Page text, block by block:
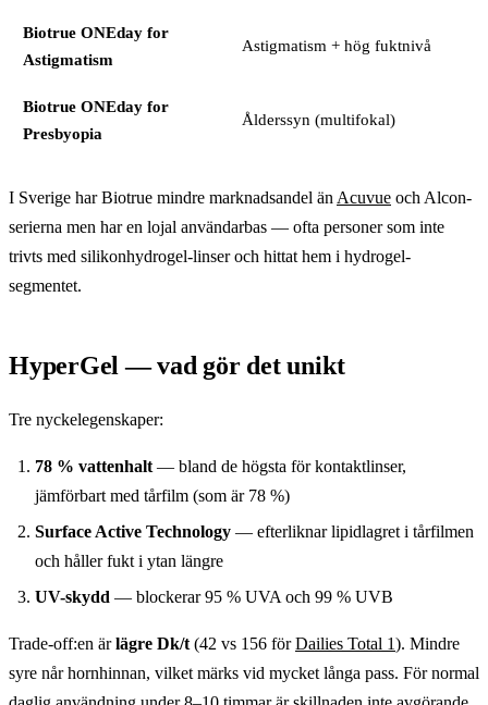
Biotrue ONEday for
Astigmatism
Astigmatism + hög fuktnivå
Biotrue ONEday for
Presbyopia
Ålderssyn (multifokal)
I Sverige har Biotrue mindre marknadsandel än Acuvue och Alcon-
serierna men har en lojal användarbas — ofta personer som inte
trivts med silikonhydrogel-linser och hittat hem i hydrogel-
segmentet.
HyperGel — vad gör det unikt
Tre nyckelegenskaper:
78 % vattenhalt — bland de högsta för kontaktlinser,
jämförbart med tårfilm (som är 78 %)
Surface Active Technology — efterliknar lipidlagret i tårfilmen
och håller fukt i ytan längre
UV-skydd — blockerar 95 % UVA och 99 % UVB
Trade-off:en ärlägre Dk/t (42 vs 156 förDailies Total 1). Mindre
syre når hornhinnan, vilket märks vid mycket långa pass. För normal